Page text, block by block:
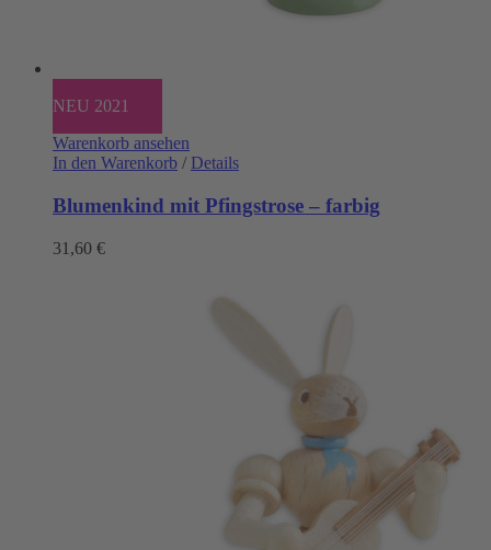
NEU 2021
Warenkorb ansehen
In den Warenkorb / Details
Blumenkind mit Pfingstrose – farbig
31,60 €